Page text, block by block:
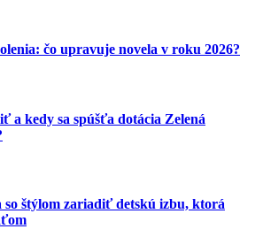
čo upravuje novela v roku 2026?
a kedy sa spúšťa dotácia Zelená
so štýlom zariadiť detskú izbu, ktorá